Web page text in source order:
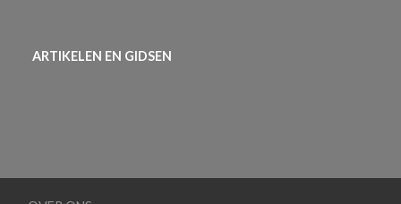
ARTIKELEN EN GIDSEN